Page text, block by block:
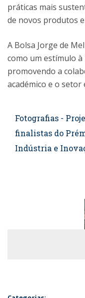
práticas mais
de novos produtos
A Bolsa Jorge de
como um estímulo
promovendo a
académico e o setor
Fotografias -
finalistas do
Indústria e